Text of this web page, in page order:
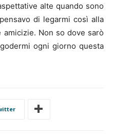
alte quando sono
di legarmi così alla
Non so dove sarò
ogni giorno questa